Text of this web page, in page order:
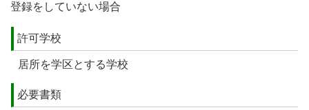
登録をしていない場合
許可学校
居所を学区とする学校
必要書類